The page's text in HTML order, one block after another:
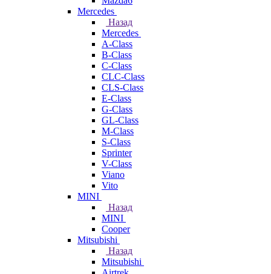
Mercedes
Назад
Mercedes
A-Class
B-Class
C-Class
CLC-Class
CLS-Class
E-Class
G-Class
GL-Class
M-Class
S-Class
Sprinter
V-Class
Viano
Vito
MINI
Назад
MINI
Cooper
Mitsubishi
Назад
Mitsubishi